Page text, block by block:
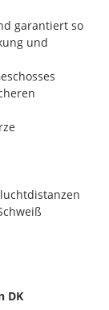
garantiert so
und
DK